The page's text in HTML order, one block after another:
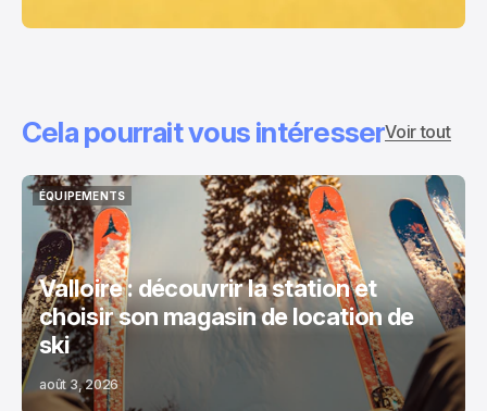
Cela pourrait vous intéresserVoir tout
ÉQUIPEMENTS
ÉQUIPEMENTS
Valloire : découvrir la station et
choisir son magasin de location de
ski
août 3, 2026